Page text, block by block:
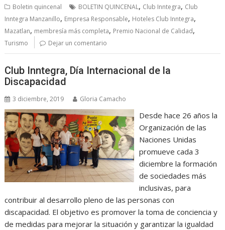
Boletin quincenal BOLETIN QUINCENAL, Club Inntegra, Club
Inntegra Manzanillo, Empresa Responsable, Hoteles Club Inntegra,
Mazatlan, membresía más completa, Premio Nacional de Calidad,
Turismo Dejar un comentario
Club Inntegra, Día Internacional de la
Discapacidad
3 diciembre, 2019 Gloria Camacho
Desde hace 26 años la
Organización de las
Naciones Unidas
promueve cada 3
diciembre la formación
de sociedades más
inclusivas, para
contribuir al desarrollo pleno de las personas con
discapacidad. El objetivo es promover la toma de conciencia y
de medidas para mejorar la situación y garantizar la igualdad